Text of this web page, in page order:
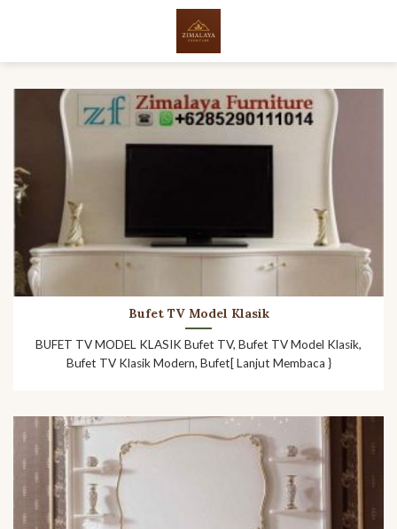
Bufet TV Model Klasik
BUFET TV MODEL KLASIK Bufet TV, Bufet TV Model Klasik,
Bufet TV Klasik Modern, Bufet[ Lanjut Membaca }